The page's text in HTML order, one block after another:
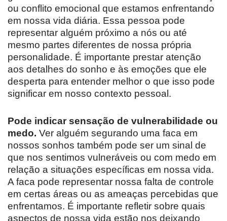
ou conflito emocional que estamos enfrentando
em nossa vida diária. Essa pessoa pode
representar alguém próximo a nós ou até
mesmo partes diferentes de nossa própria
personalidade. É importante prestar atenção
aos detalhes do sonho e às emoções que ele
desperta para entender melhor o que isso pode
significar em nosso contexto pessoal.
Pode indicar sensação de vulnerabilidade ou
medo. Ver alguém segurando uma faca em
nossos sonhos também pode ser um sinal de
que nos sentimos vulneráveis ​​ou com medo em
relação a situações específicas em nossa vida.
A faca pode representar nossa falta de controle
em certas áreas ou as ameaças percebidas que
enfrentamos. É importante refletir sobre quais
aspectos de nossa vida estão nos deixando